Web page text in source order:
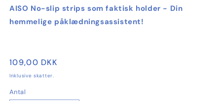
AISO No-slip strips som faktisk holder - Din
hemmelige påklædningsassistent!
Normalpris
109,00 DKK
Inklusive skatter.
Antal
Antal